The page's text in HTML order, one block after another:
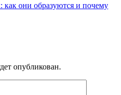
они образуются и почему
опубликован.